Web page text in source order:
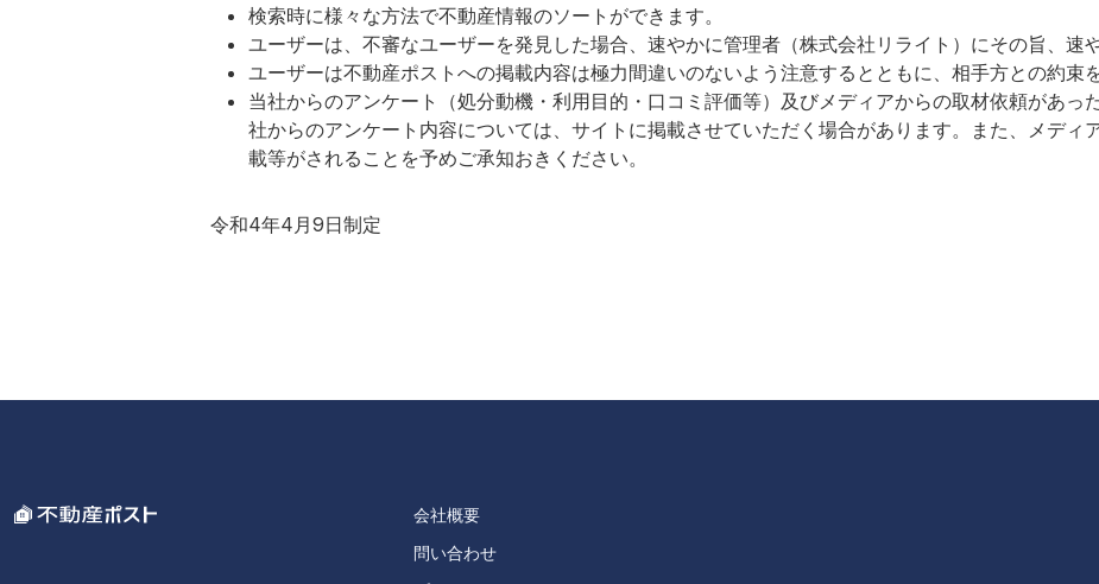
検索時に様々な方法で不動産情報のソートができます。
ユーザーは、不審なユーザーを発見した場合、速やかに管理者（株式会社リライト）にその旨、速
ユーザーは不動産ポストへの掲載内容は極力間違いのないよう注意するとともに、相手方との約束
当社からのアンケート（処分動機・利用目的・口コミ評価等）及びメディアからの取材依頼があっ
社からのアンケート内容については、サイトに掲載させていただく場合があります。また、メディ
載等がされることを予めご承知おきください。
令和4年4月9日制定
会社概要
問い合わせ